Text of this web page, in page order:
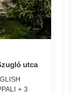
utca
+ 3